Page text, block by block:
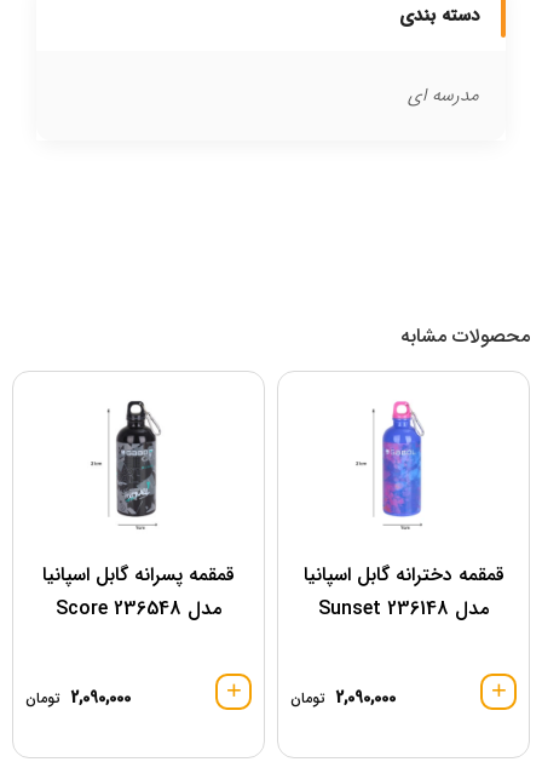
دسته بندی
مدرسه ای
محصولات مشابه
قمقمه دخترانه گابل اسپانیا
مدل 236148 Sunset
2,090,000 تومان
قمقمه پسرانه گابل اسپانیا
مدل 236548 Score
2,090,000 تومان